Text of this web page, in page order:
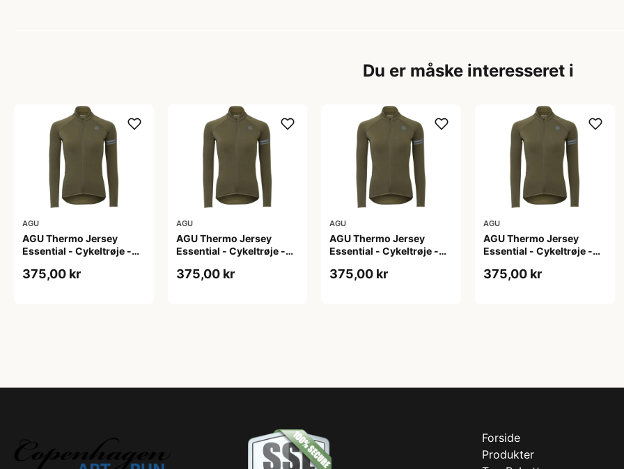
Du er måske interesseret i
AGU
AGU Thermo Jersey
Essential - Cykeltrøje -
375,00 kr
AGU
AGU Thermo Jersey
Essential - Cykeltrøje -
M
375,00 kr
AGU
AGU Thermo Jersey
Essential - Cykeltrøje -
375,00 kr
AGU
AGU Thermo Jersey
Essential - Cykeltrøje -
XL
375,00 kr
Forside
Produkter